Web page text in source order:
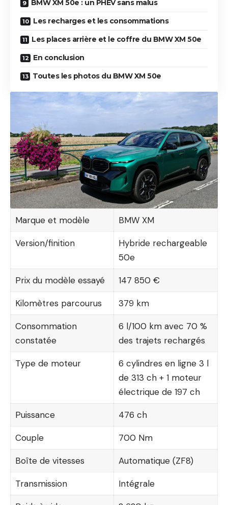
BMW XM 50e : un PHEV sans malus
Les recharges et les consommations
Les places arrière et le coffre du BMW XM 50e
En conclusion
Toutes les photos du BMW XM 50e
Marque et modèle BMW XM
Version/finition
Hybride rechargeable
50e
Prix du modèle essayé 147 850 €
Kilomètres parcourus 379 km
Consommation
constatée
6 l/100 km avec 70 %
des trajets rechargés
Type de moteur
6 cylindres en ligne 3 l
de 313 ch + 1 moteur
électrique de 197 ch
Puissance 476 ch
Couple 700 Nm
Boîte de vitesses Automatique (ZF8)
Transmission Intégrale